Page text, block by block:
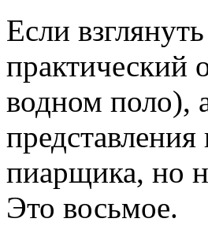
Если
практический
водном поло),
пиарщика, но
Это восьмое.